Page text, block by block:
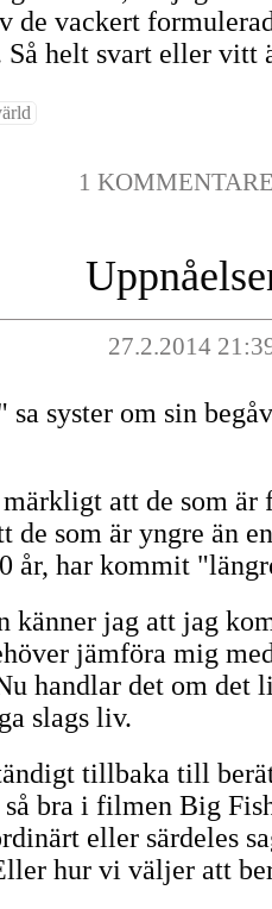
de vackert
Så helt svart eller vitt
1
27.2.2014
sa syster om sin
att de som är
de som är yngre än
år, har kommit
känner jag att jag
jämföra mig
handlar det om det
slags liv.
tillbaka till
så bra i filmen Big
eller särdeles
hur vi väljer att